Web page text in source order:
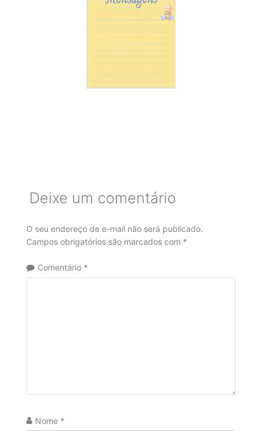
Deixe um comentário
O seu endereço de e-mail não será publicado.
Campos obrigatórios são marcados com *
Comentário *
Nome *